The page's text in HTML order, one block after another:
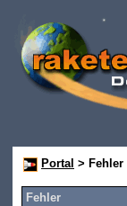
Portal > Fehler
Fehler